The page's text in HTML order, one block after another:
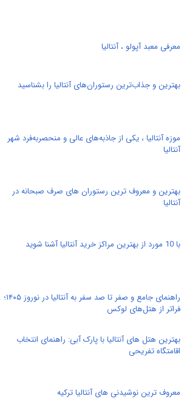
معرفی معبد آپولو ، آنتالیا
بهترین و جذاب‌ترین رستوران‌های آنتالیا را بشناسید
موزه آنتالیا ، یکی از جاذبه‌های عالی و منحصربه‌فرد شهر
آنتالیا
بهترین و معروف ترین رستوران های صرف صبحانه در
آنتالیا
با 10 مورد از بهترین مراکز خرید آنتالیا آشنا شوید
راهنمای جامع و صفر تا صد سفر به آنتالیا در نوروز ۱۴۰۵؛
فراتر از هتل‌های لوکس
بهترین هتل های آنتالیا با پارک آبی: راهنمای انتخاب
اقامتگاه تفریحی
معروف ترین نوشیدنی های آنتالیا ترکیه